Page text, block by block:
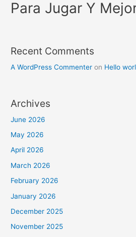
Para Jugar Y
Recent Comments
A WordPress Commenter on Hello
Archives
June 2026
May 2026
April 2026
March 2026
February 2026
January 2026
December 2025
November 2025